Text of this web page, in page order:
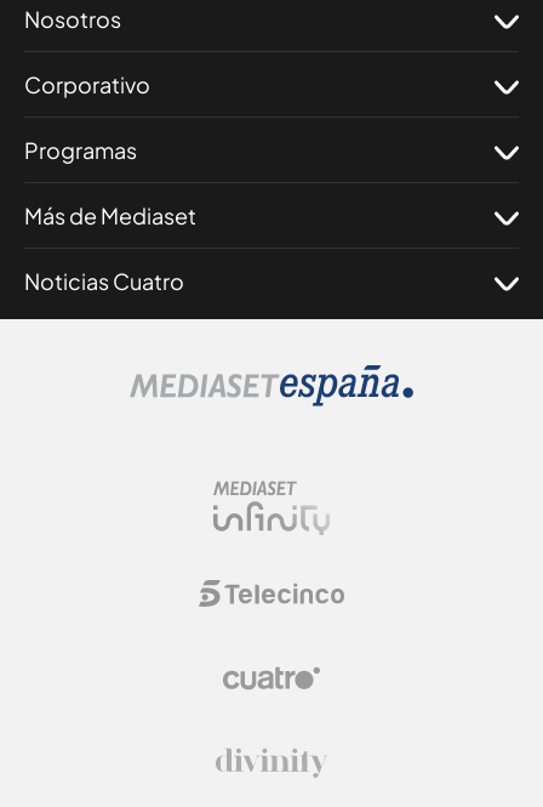
Nosotros
Corporativo
Programas
Más de Mediaset
Noticias Cuatro